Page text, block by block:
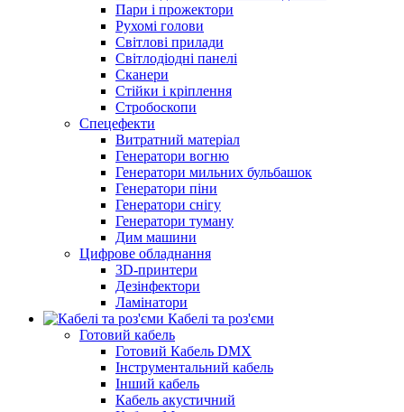
Пари і прожектори
Рухомі голови
Світлові прилади
Світлодіодні панелі
Сканери
Стійки і кріплення
Стробоскопи
Спецефекти
Витратний матеріал
Генератори вогню
Генератори мильних бульбашок
Генератори піни
Генератори снігу
Генератори туману
Дим машини
Цифрове обладнання
3D-принтери
Дезінфектори
Ламінатори
Кабелі та роз'єми
Готовий кабель
Готовий Кабель DMX
Інструментальний кабель
Інший кабель
Кабель акустичний